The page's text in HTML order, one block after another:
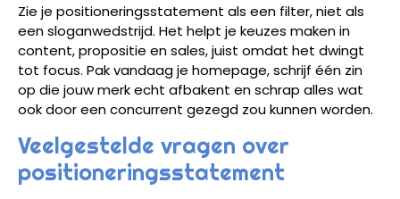
Zie je positioneringsstatement als een filter, niet als
een sloganwedstrijd. Het helpt je keuzes maken in
content, propositie en sales, juist omdat het dwingt
tot focus. Pak vandaag je homepage, schrijf één zin
op die jouw merk echt afbakent en schrap alles wat
ook door een concurrent gezegd zou kunnen worden.
Veelgestelde vragen over
positioneringsstatement